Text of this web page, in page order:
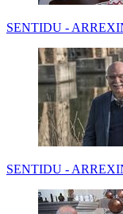
SENTIDU -
SENTIDU -